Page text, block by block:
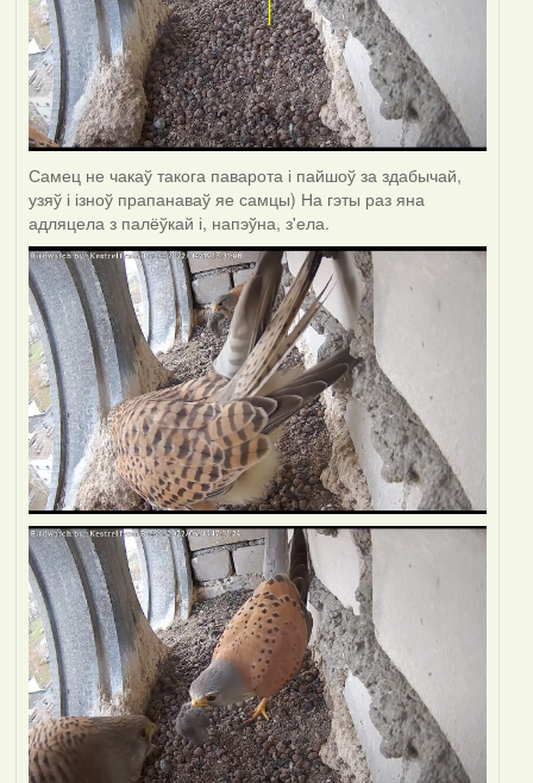
Самец не чакаў такога паварота і пайшоў за здабычай,
узяў і ізноў прапанаваў яе самцы) На гэты раз яна
адляцела з палёўкай і, напэўна, з'ела.